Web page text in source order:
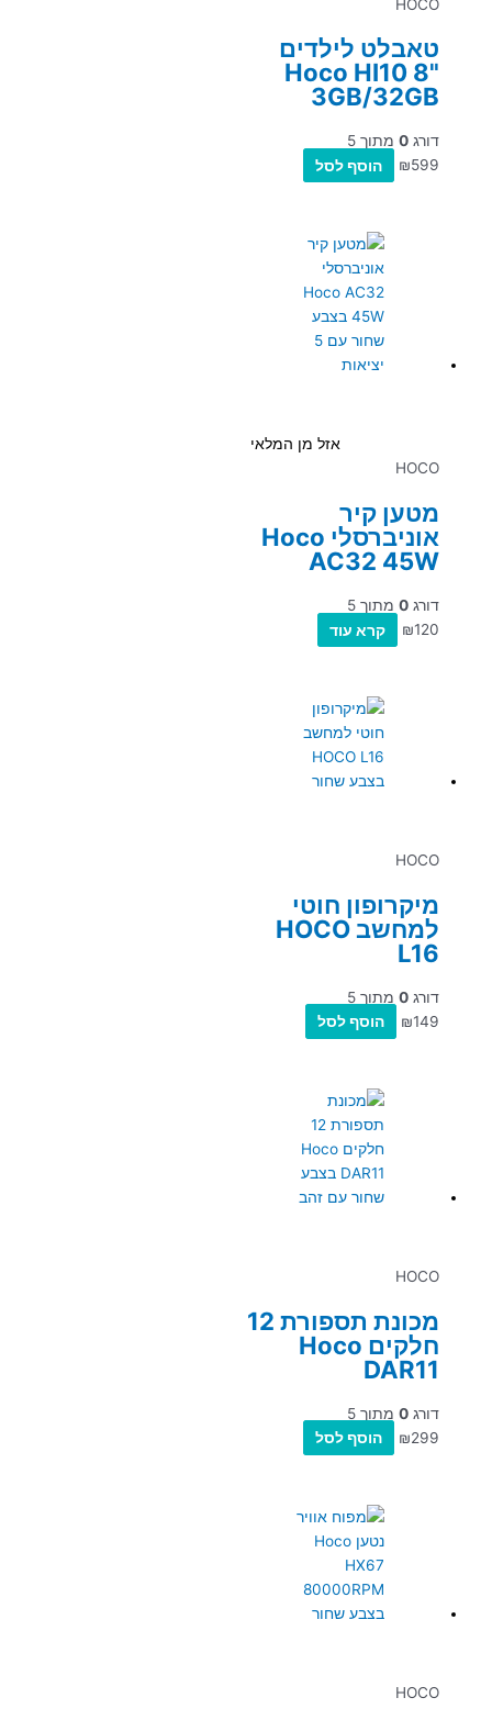
HOCO
טאבלט לילדים
Hoco HI10 8"
3GB/32GB
דורג 0 מתוך 5
₪599 הוסף לסל
אזל מן המלאי
HOCO
מטען קיר
אוניברסלי Hoco
AC32 45W
דורג 0 מתוך 5
₪120 קרא עוד
HOCO
מיקרופון חוטי
למחשב HOCO
L16
דורג 0 מתוך 5
₪149 הוסף לסל
HOCO
מכונת תספורת 12
חלקים Hoco
DAR11
דורג 0 מתוך 5
₪299 הוסף לסל
HOCO